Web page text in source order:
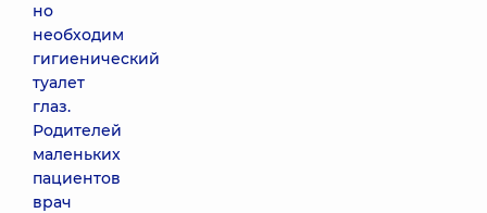
но
необходим
гигиенический
туалет
глаз.
Родителей
маленьких
пациентов
врач